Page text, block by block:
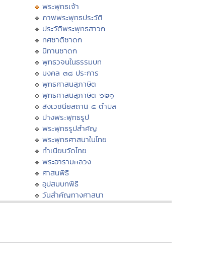
พระพุทธเจ้า
ภาพพระพุทธประวัติ
ประวัติพระพุทธสาวก
ทศชาติชาดก
นิทานชาดก
พุทธวจนในธรรมบท
มงคล ๓๘ ประการ
พุทธศาสนสุภาษิต
พุทธศาสนสุภาษิต ๖๒๑
สังเวชนียสถาน ๔ ตำบล
ปางพระพุทธรูป
พระพุทธรูปสำคัญ
พระพุทธศาสนาในไทย
ทำเนียบวัดไทย
พระอารามหลวง
ศาสนพิธี
อุปสมบทพิธี
วันสำคัญทางศาสนา